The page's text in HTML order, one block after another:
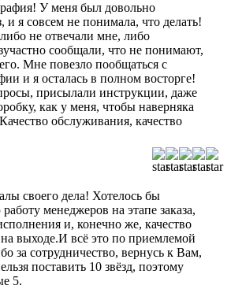
У меня был довольно
и я совсем не понимала, что делать!
не отвечали мне, либо
сообщали, что не понимают,
Мне повезло пообщаться с
и я осталась в полном восторге!
присылали инструкции, даже
как у меня, чтобы наверняка
обслуживания, качество
своего дела! Хотелось бы
менеджеров на этапе заказа,
и, конечно же, качество
выходе.И всё это по приемлемой
за сотрудничество, вернусь к Вам,
поставить 10 звёзд, поэтому
5.